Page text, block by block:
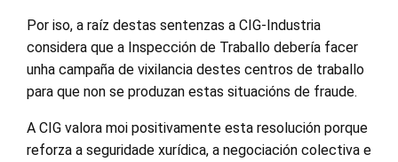
Por iso, a raíz destas sentenzas a CIG-Industria
considera que a Inspección de Traballo debería facer
unha campaña de vixilancia destes centros de traballo
para que non se produzan estas situacións de fraude.
A CIG valora moi positivamente esta resolución porque
reforza a seguridade xurídica, a negociación colectiva e